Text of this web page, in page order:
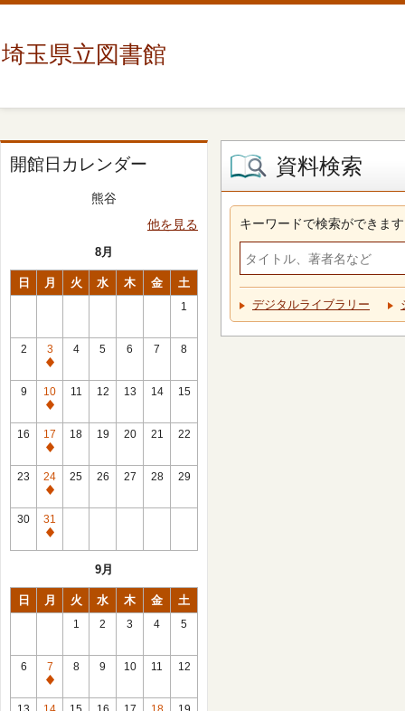
埼玉県立図書館
開館日カレンダー
熊谷
他を見る
8月
日 月 火 水 木 金 土
1
2
3
休
館
日
4 5 6 7 8
9
10
休
館
日
11 12 13 14 15
16
17
休
館
日
18 19 20 21 22
23
24
休
館
日
25 26 27 28 29
30
31
休
9月
日 月 火 水 木 金 土
1 2 3 4 5
6
7
休
館
8 9 10 11 12
資料検索
キーワードで検索ができます
デジタルライブラリー